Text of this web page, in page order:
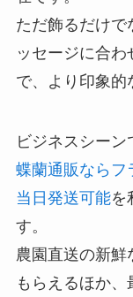
ただ飾るだけで
ッセージに合わ
で、より印象的
ビジネスシーン
蝶蘭通販ならフ
当日発送可能を
す。
農園直送の新鮮
もらえるほか